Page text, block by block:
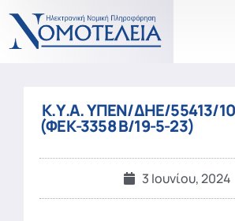
Κ.Υ.Α. ΥΠΕΝ/ΔΗΕ/55413/
(ΦΕΚ-3358 Β/19-5-23)
3 Ιουνίου, 2024